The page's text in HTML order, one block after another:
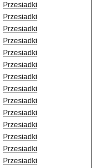
Przesiadki
Przesiadki
Przesiadki
Przesiadki
Przesiadki
Przesiadki
Przesiadki
Przesiadki
Przesiadki
Przesiadki
Przesiadki
Przesiadki
Przesiadki
Przesiadki